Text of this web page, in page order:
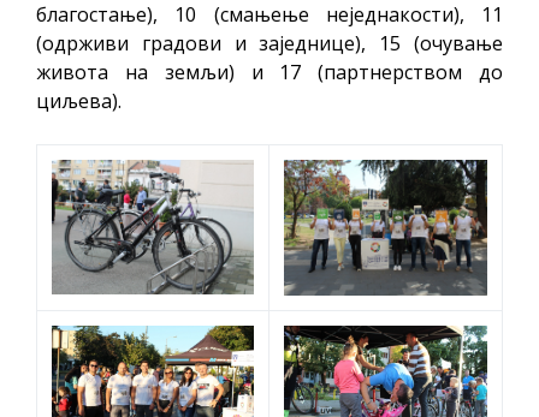
благостање), 10 (смањење неједнакости), 11
(одрживи градови и заједнице), 15 (очување
живота на земљи) и 17 (партнерством до
циљева).